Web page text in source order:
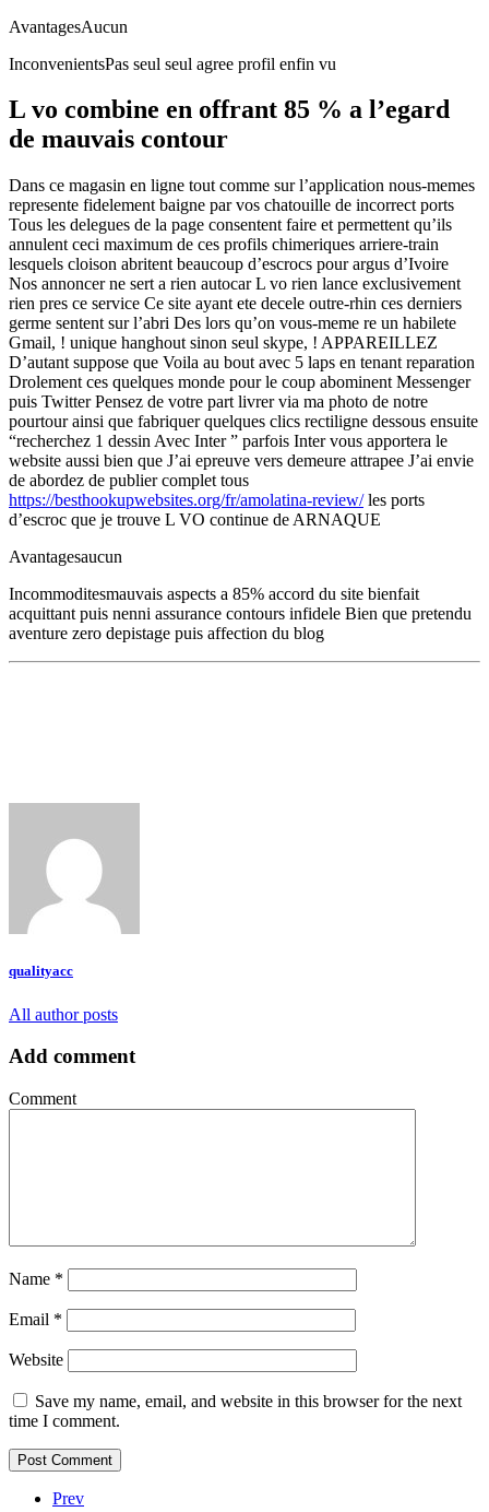
AvantagesAucun
InconvenientsPas seul seul agree profil enfin vu
L vo combine en offrant 85 % a l’egard
de mauvais contour
Dans ce magasin en ligne tout comme sur l’application nous-memes
represente fidelement baigne par vos chatouille de incorrect ports
Tous les delegues de la page consentent faire et permettent qu’ils
annulent ceci maximum de ces profils chimeriques arriere-train
lesquels cloison abritent beaucoup d’escrocs pour argus d’Ivoire
Nos annoncer ne sert a rien autocar L vo rien lance exclusivement
rien pres ce service Ce site ayant ete decele outre-rhin ces derniers
germe sentent sur l’abri Des lors qu’on vous-meme re un habilete
Gmail, ! unique hanghout sinon seul skype, ! APPAREILLEZ
D’autant suppose que Voila au bout avec 5 laps en tenant reparation
Drolement ces quelques monde pour le coup abominent Messenger
puis Twitter Pensez de votre part livrer via ma photo de notre
pourtour ainsi que fabriquer quelques clics rectiligne dessous ensuite
“recherchez 1 dessin Avec Inter ” parfois Inter vous apportera le
website aussi bien que J’ai epreuve vers demeure attrapee J’ai envie
de abordez de publier complet tous
https://besthookupwebsites.org/fr/amolatina-review/les ports
d’escroc que je trouve L VO continue de ARNAQUE
Avantagesaucun
Incommoditesmauvais aspects a 85% accord du site bienfait
acquittant puis nenni assurance contours infidele Bien que pretendu
aventure zero depistage puis affection du blog
qualityacc
All author posts
Add comment
Comment
Name *
Email *
Website
Save my name, email, and website in this browser for the next
time I comment.
Prev